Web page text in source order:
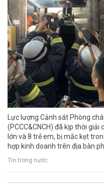
Lực lượng Cảnh sát Phòng
(PCCC&CNCH) đã kịp thời
lớn và 8 trẻ em, bị mắc kẹt
hợp kinh doanh trên địa bàn
Tin trong nước